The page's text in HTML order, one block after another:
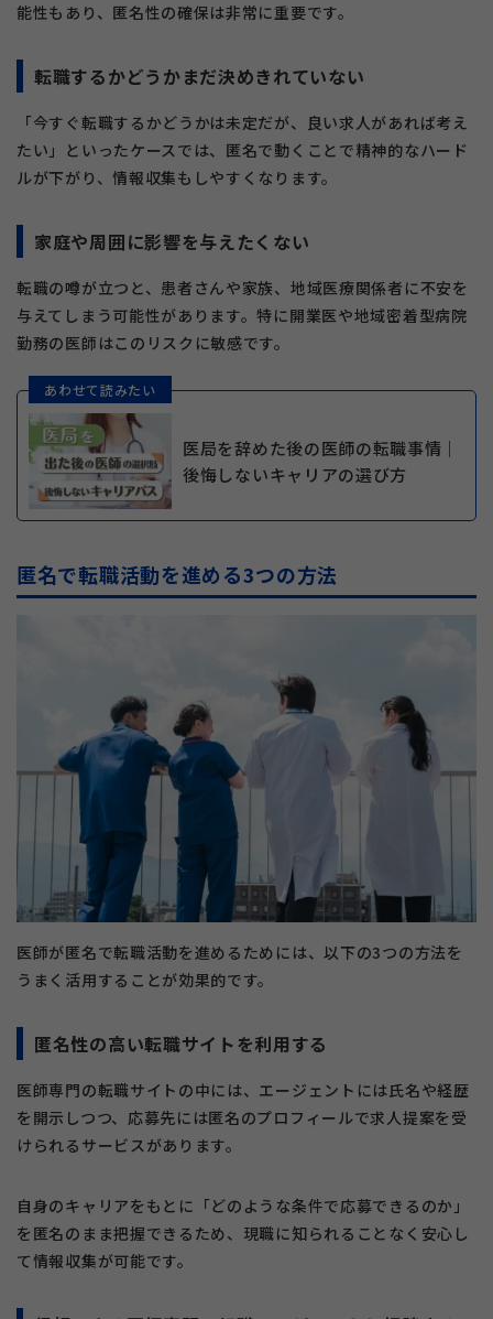
能性もあり、匿名性の確保は非常に重要です。
転職するかどうかまだ決めきれていない
「今すぐ転職するかどうかは未定だが、良い求人があれば考え
たい」といったケースでは、匿名で動くことで精神的なハード
ルが下がり、情報収集もしやすくなります。
家庭や周囲に影響を与えたくない
転職の噂が立つと、患者さんや家族、地域医療関係者に不安を
与えてしまう可能性があります。特に開業医や地域密着型病院
勤務の医師はこのリスクに敏感です。
あわせて読みたい
医局を辞めた後の医師の転職事情｜
後悔しないキャリアの選び方
匿名で転職活動を進める3つの方法
医師が匿名で転職活動を進めるためには、以下の3つの方法を
うまく活用することが効果的です。
匿名性の高い転職サイトを利用する
医師専門の転職サイトの中には、エージェントには氏名や経歴
を開示しつつ、応募先には匿名のプロフィールで求人提案を受
けられるサービスがあります。
自身のキャリアをもとに「どのような条件で応募できるのか」
を匿名のまま把握できるため、現職に知られることなく安心し
て情報収集が可能です。